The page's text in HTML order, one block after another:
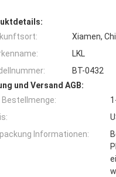
Xiamen,
LKL
BT-0432
und Versand AGB:
Bestellmenge:
Informationen: